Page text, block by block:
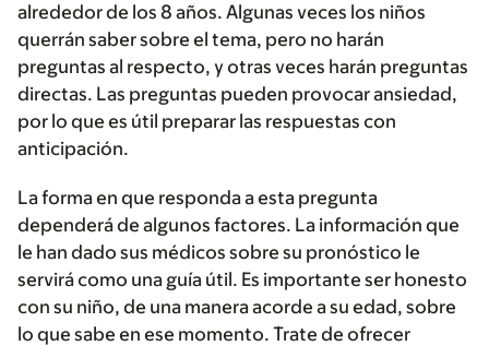
alrededor de los 8 años. Algunas veces los niños
querrán saber sobre el tema, pero no harán
preguntas al respecto, y otras veces harán preguntas
directas. Las preguntas pueden provocar ansiedad,
por lo que es útil preparar las respuestas con
anticipación.
La forma en que responda a esta pregunta
dependerá de algunos factores. La información que
le han dado sus médicos sobre su pronóstico le
servirá como una guía útil. Es importante ser honesto
con su niño, de una manera acorde a su edad, sobre
lo que sabe en ese momento. Trate de ofrecer